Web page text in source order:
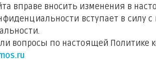
вправе вносить изменения в
вступает в
вопросы по настоящей Политике